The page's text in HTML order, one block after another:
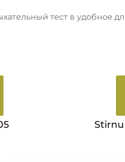
тест в удобное
Stirnu